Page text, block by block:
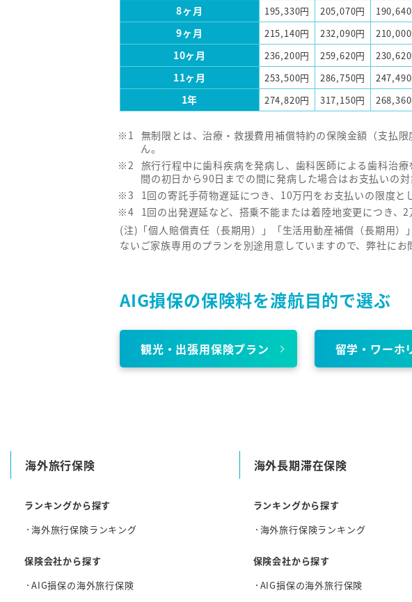
8ヶ月 195,330円 205,070円
9ヶ月 215,140円 232,090円
10ヶ月 236,200円 259,620円
11ヶ月 253,500円 286,750円
1年 274,820円 317,150円
無制限とは、治療・救援費用補償特約の保険金額（支払
ん。
旅行行程中に歯科疾病を発病し、歯科医師による歯科治
間の初日から90日までの間に発病した場合はお支払いの対
1回の寄託手荷物遅延につき、10万円をお支払いの限度と
1回の出発遅延など、搭乗不能または着陸地変更につき、2
(注)「個人賠償責任（長期用）」「生活用動産補償（長期用
ないご家族専用のプランを別途用意していますので、弊社にお
AIG損保の保険料を渡航目的で選ぶ
観光・出張用保険プラン 留学・ワーホ
海外旅行保険
ランキングから探す
海外旅行保険ランキング
保険会社から探す
AIG損保の海外旅行保険
海外長期滞在保険
ランキングから探す
海外旅行保険ランキング
保険会社から探す
AIG損保の海外旅行保険